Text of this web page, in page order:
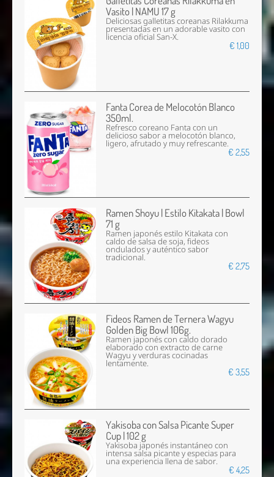
Vasito | NAMU 17 g
Deliciosas galletitas coreanas Rilakkuma
presentadas en un adorable vasito con
licencia oficial San-X.
€ 1,00
Fanta Corea de Melocotón Blanco
350ml.
Refresco coreano Fanta con un
delicioso sabor a melocotón blanco,
ligero, afrutado y muy refrescante.
€ 2,55
Ramen Shoyu | Estilo Kitakata | Bowl
71 g
Ramen japonés estilo Kitakata con
caldo de salsa de soja, fideos
ondulados y auténtico sabor
tradicional.
€ 2,75
Fideos Ramen de Ternera Wagyu
Golden Big Bowl 106g.
Ramen japonés con caldo dorado
elaborado con extracto de carne
Wagyu y verduras cocinadas
lentamente.
€ 3,55
Yakisoba con Salsa Picante Super
Cup | 102 g
Yakisoba japonés instantáneo con
intensa salsa picante y especias para
una experiencia llena de sabor.
€ 4,25